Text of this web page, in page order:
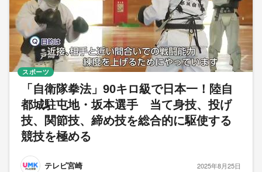
「自衛隊拳法」90キロ級で日本一！陸自
都城駐屯地・坂本選手 当て身技、投げ
技、関節技、締め技を総合的に駆使する
競技を極める
テレビ宮崎
スポーツ
2025年8月25日